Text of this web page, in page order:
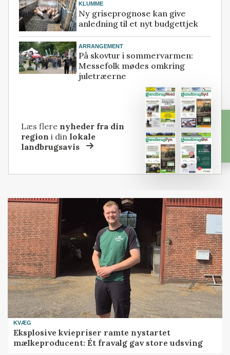
KLUMME
Ny griseprognose kan give
anledning til et nyt budgettjek
ARRANGEMENT
På skovtur i sommervarmen:
Messefolk mødes omkring
juletræerne
Læs flere nyheder fra din
region i dinlokale
landbrugsavis
KVÆG
Eksplosive kviepriser ramte nystartet
mælkeproducent: Ét fravalg gav store udsving